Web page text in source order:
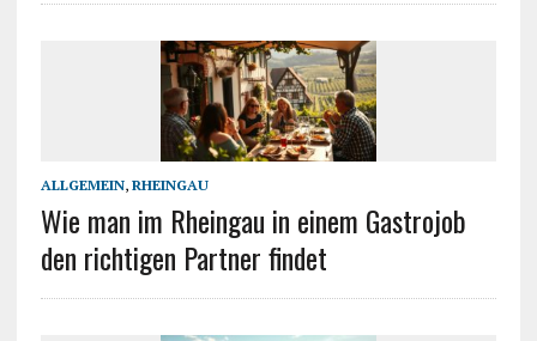
ALLGEMEIN, RHEINGAU
Wie man im Rheingau in einem Gastrojob
den richtigen Partner findet